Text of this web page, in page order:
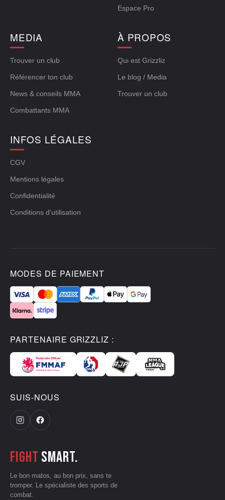
Espace Pro
MEDIA
Trouver un club
Référencer ton club
News & conseils MMA
Combattants MMA
À PROPOS
Qui est Grizzliz
Le blog / Media
Trouver un club
INFOS LÉGALES
CGV
Mentions légales
Confidentialité
Conditions d'utilisation
MODES DE PAIEMENT
PARTENAIRE GRIZZLIZ :
SUIS-NOUS
Fight smart.
Le bon matos, au bon prix, sans te
tromper. Le spécialiste des sports de
combat.